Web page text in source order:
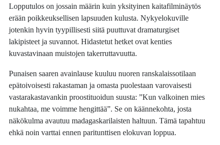
Lopputulos on jossain määrin kuin yksityinen kaitafilminäytös
erään poikkeuksellisen lapsuuden kulusta. Nykyelokuville
jotenkin hyvin tyypillisesti siitä puuttuvat dramaturgiset
lakipisteet ja suvannot. Hidastetut hetket ovat kenties
kuvastavinaan muistojen takerruttavuutta.
Punaisen saaren avainlause kuuluu nuoren ranskalaissotilaan
epätoivoisesti rakastaman ja omasta puolestaan varovaisesti
vastarakastavankin proostituoidun suusta: ”Kun valkoinen mies
nukahtaa, me voimme hengittää”. Se on käännekohta, josta
näkökulma avautuu madagaskarilaisten haltuun. Tämä tapahtuu
ehkä noin varttai ennen paritunttisen elokuvan loppua.